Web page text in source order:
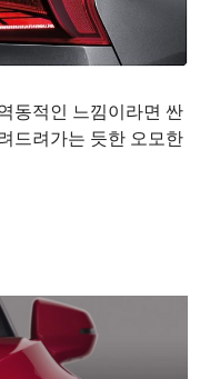
동적인 느낌이라면 싼
드려가는 듯한 오모한